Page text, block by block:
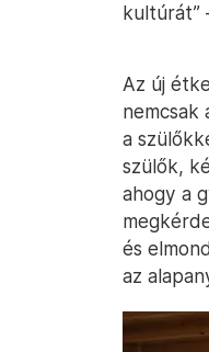
kultúrát”
Az új
nemcsak
a
szülők,
ahogy a
és
az